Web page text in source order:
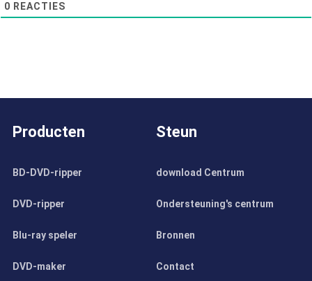
0 REACTIES
Producten
BD-DVD-ripper
DVD-ripper
Blu-ray speler
DVD-maker
Steun
download Centrum
Ondersteuning's centrum
Bronnen
Contact